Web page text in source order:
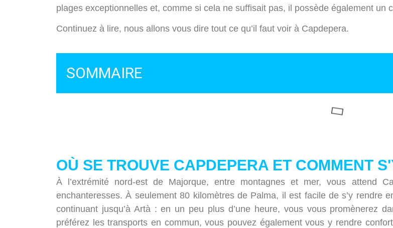
plages exceptionnelles et, comme si cela ne suffisait pas, il possède également un
Continuez à lire, nous allons vous dire tout ce qu’il faut voir à Capdepera.
SOMMAIRE
OÙ SE TROUVE CAPDEPERA ET COMMENT
À l’extrémité nord-est de Majorque, entre montagnes et mer, vous attend
enchanteresses. À seulement 80 kilomètres de Palma, il est facile de s’y rendre
continuant jusqu’à Artà : en un peu plus d’une heure, vous vous promènerez
préférez les transports en commun, vous pouvez également vous y rendre